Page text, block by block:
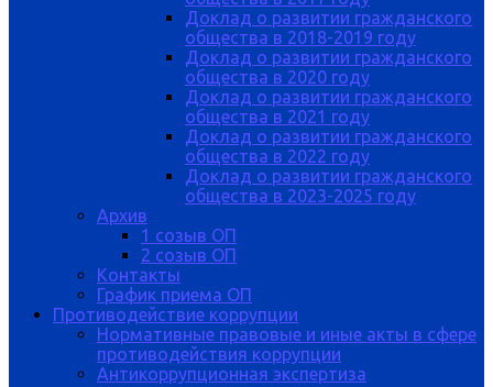
Доклад о развитии гражданского
общества в 2018-2019 году
Доклад о развитии гражданского
общества в 2020 году
Доклад о развитии гражданского
общества в 2021 году
Доклад о развитии гражданского
общества в 2022 году
Доклад о развитии гражданского
общества в 2023-2025 году
Архив
1 созыв ОП
2 созыв ОП
Контакты
График приема ОП
Противодействие коррупции
Нормативные правовые и иные акты в сфере
противодействия коррупции
Антикоррупционная экспертиза